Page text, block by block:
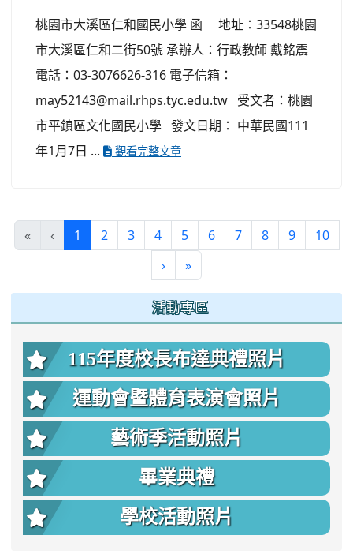
桃園市大溪區仁和國民小學 函 地址：33548桃園
市大溪區仁和二街50號 承辦人：行政教師 戴銘震
電話：03-3076626-316 電子信箱：
may52143@mail.rhps.tyc.edu.tw 受文者：桃園
市平鎮區文化國民小學 發文日期： 中華民國111
年1月7日 ...
觀看完整文章
« ‹ 1 (current)
2 3 4 5 6 7 8 9
10
›
»
活動專區
115年度校長布達典禮照片
運動會暨體育表演會照片
藝術季活動照片
畢業典禮
學校活動照片